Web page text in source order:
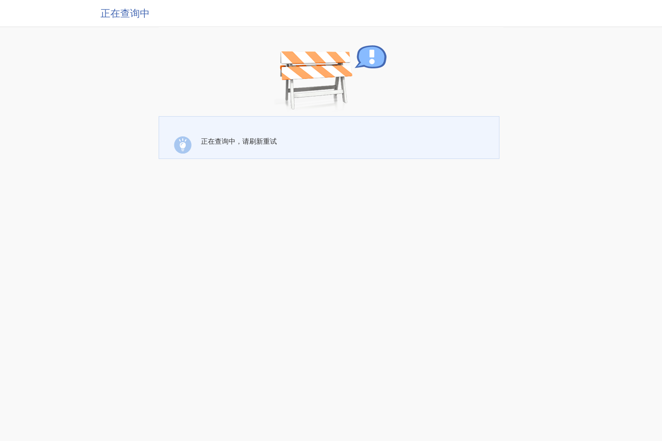
正在查询中
正在查询中，请刷新重试